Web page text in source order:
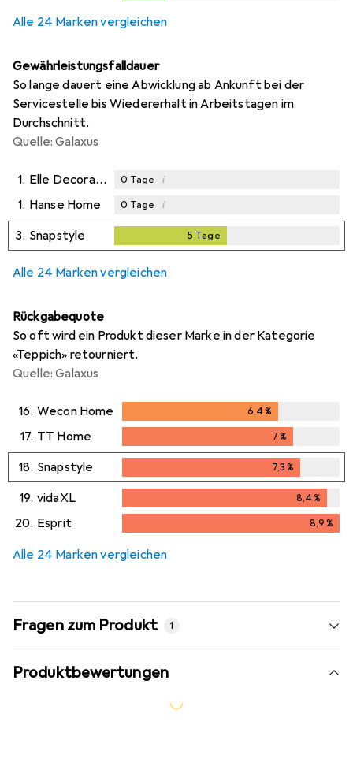
Alle 24 Marken vergleichen
Gewährleistungsfalldauer
So lange dauert eine Abwicklung ab Ankunft bei der
Servicestelle bis Wiedererhalt in Arbeitstagen im
Durchschnitt.
Quelle: Galaxus
1. Elle Decoration 0 Tage i
1. Hanse Home 0 Tage i
3. Snapstyle 5 Tage
Alle 24 Marken vergleichen
Rückgabequote
So oft wird ein Produkt dieser Marke in der Kategorie
«Teppich» retourniert.
Quelle: Galaxus
16. Wecon Home 6,4%
17. TT Home 7%
18. Snapstyle 7,3%
19. vidaXL 8,4%
8,4%
20. Esprit 8,9%
Alle 24 Marken vergleichen
Fragen zum Produkt 1
Produktbewertungen